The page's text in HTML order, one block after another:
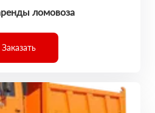
ломовоза
Заказать